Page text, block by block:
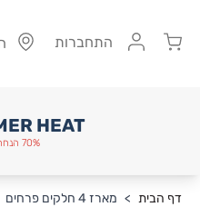
Cart התחברות
HEAT
70% הנחה
דף הבית > מארז 4 חלקים פרחים